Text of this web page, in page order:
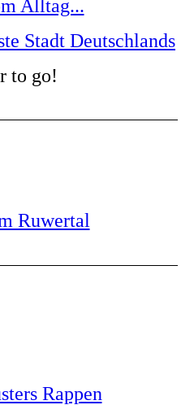
Alltag...
Stadt Deutschlands
to go!
Ruwertal
Rappen